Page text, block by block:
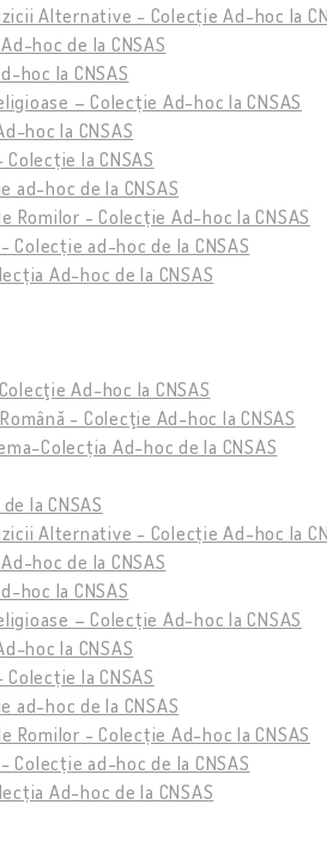
Alternative - Colecție Ad-hoc la
hoc de la CNSAS
hoc la CNSAS
– Colecție Ad-hoc la CNSAS
hoc la CNSAS
la CNSAS
ad-hoc de la CNSAS
Romilor - Colecție Ad-hoc la CNSAS
ad-hoc de la CNSAS
Ad-hoc de la CNSAS
Ad-hoc la CNSAS
- Colecţie Ad-hoc la CNSAS
Colecția Ad-hoc de la CNSAS
la CNSAS
Alternative - Colecție Ad-hoc la
hoc de la CNSAS
hoc la CNSAS
– Colecție Ad-hoc la CNSAS
hoc la CNSAS
la CNSAS
ad-hoc de la CNSAS
Romilor - Colecție Ad-hoc la CNSAS
ad-hoc de la CNSAS
Ad-hoc de la CNSAS